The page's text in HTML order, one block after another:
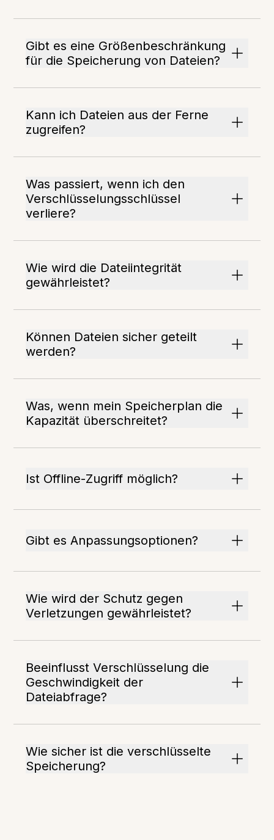
Gibt es eine Größenbeschränkung
für die Speicherung von Dateien?
Kann ich Dateien aus der Ferne
zugreifen?
Was passiert, wenn ich den
Verschlüsselungsschlüssel
verliere?
Wie wird die Dateiintegrität
gewährleistet?
Können Dateien sicher geteilt
werden?
Was, wenn mein Speicherplan die
Kapazität überschreitet?
Ist Offline-Zugriff möglich?
Gibt es Anpassungsoptionen?
Wie wird der Schutz gegen
Verletzungen gewährleistet?
Beeinflusst Verschlüsselung die
Geschwindigkeit der
Dateiabfrage?
Wie sicher ist die verschlüsselte
Speicherung?